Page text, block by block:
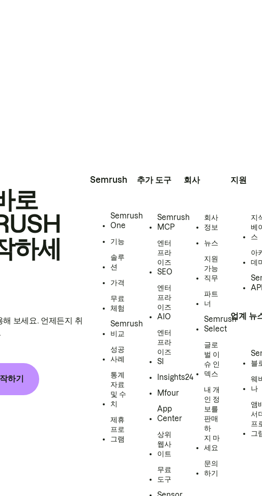
로
하세
보세요. 언제든지 취
하기
Semrush
Semrush
One
기능
솔루
션
가격
무료
체험
Semrush
비교
성공
사례
통계
자료
및 수
치
제휴
프로
그램
추가 도구
Semrush
MCP
엔터
프라
이즈
SEO
엔터
프라
이즈
AIO
엔터
프라
이즈
SI
Insights24
Mfour
App
Center
상위
웹사
이트
무료
도구
회사
회사
정보
뉴스
지원
가능
직무
파트
너
Semrush
Select
글로
벌 이
슈 인
덱스
내 개
인 정
보를
판매
하
지 마
세요
문의
하기
지원
지
베
스
아
데
업계 뉴
블
웨
나
앰
서
프
그